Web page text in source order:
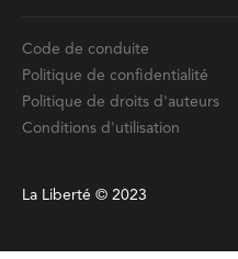
Code de conduite
Politique de confidentialité
Politique de droits d'auteurs
Conditions d'utilisation
La Liberté © 2023